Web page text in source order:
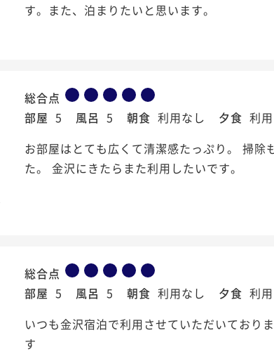
す。また、泊まりたいと思います。
総合点
部屋 5 風呂 5 朝食 利用なし 夕食 利
お部屋はとても広くて清潔感たっぷり。 掃
た。 金沢にきたらまた利用したいです。
総合点
部屋 5 風呂 5 朝食 利用なし 夕食 利
いつも金沢宿泊で利用させていただいており
す